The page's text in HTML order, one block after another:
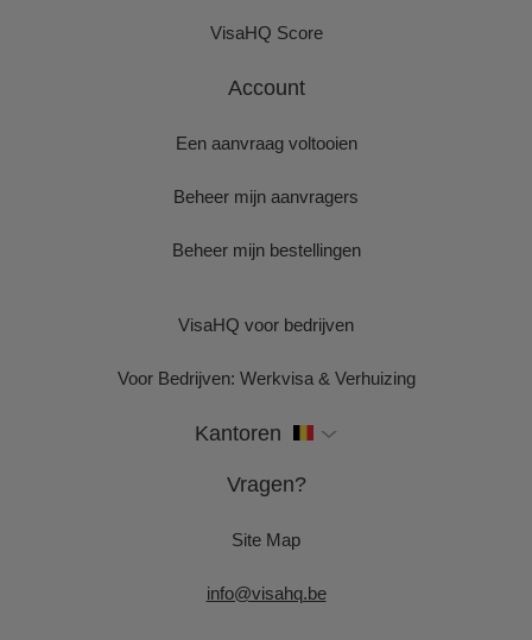
VisaHQ Score
Account
Een aanvraag voltooien
Beheer mijn aanvragers
Beheer mijn bestellingen
VisaHQ voor bedrijven
Voor Bedrijven: Werkvisa & Verhuizing
Kantoren
Vragen?
Site Map
info@visahq.be